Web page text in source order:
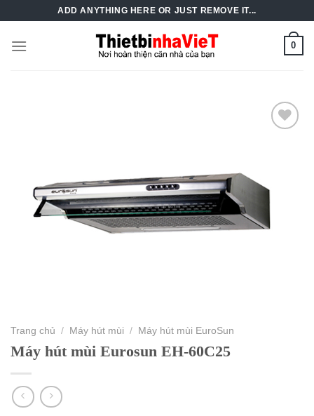
content
ADD ANYTHING HERE OR JUST REMOVE IT...
0
Trang chủ / Máy hút mùi / Máy hút mùi EuroSun
Máy hút mùi Eurosun EH-60C25